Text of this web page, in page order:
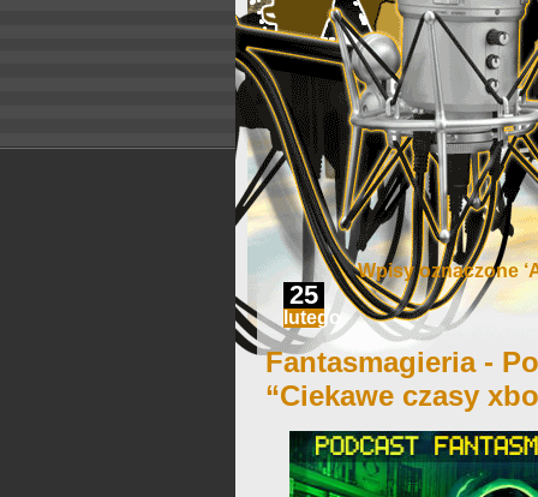
Wpisy oznaczone
25
lutego
Fantasmagieria -
“Ciekawe czasy